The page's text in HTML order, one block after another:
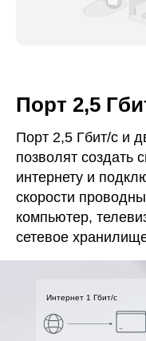
Порт 2,5
Порт 2,5 Гбит/с и
позволят создать
интернету и
скорости
компьютер,
сетевое
Интернет 1 Гбит/с